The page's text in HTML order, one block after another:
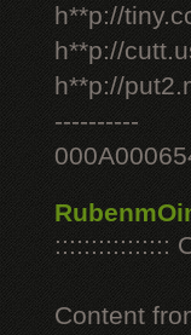
h**p://
h**p://
h**p://
----------
::::::::::::::::
Content